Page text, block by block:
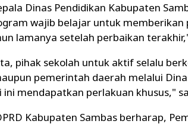
Dinas Pendidikan Kabupaten
wajib belajar untuk memberikan
lamanya setelah perbaikan
pihak sekolah untuk aktif selalu
pemerintah daerah melalui
ini mendapatkan perlakuan khusus,"
Kabupaten Sambas berharap,